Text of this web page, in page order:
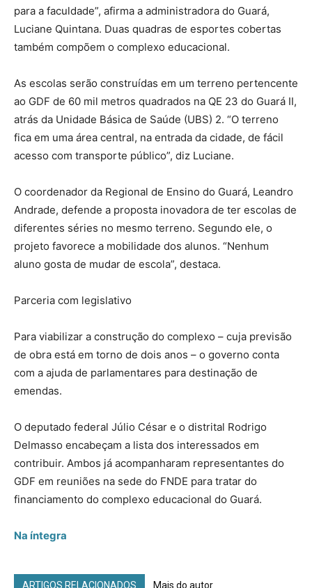
para a faculdade”, afirma a administradora do Guará,
Luciane Quintana. Duas quadras de esportes cobertas
também compõem o complexo educacional.
As escolas serão construídas em um terreno pertencente
ao GDF de 60 mil metros quadrados na QE 23 do Guará II,
atrás da Unidade Básica de Saúde (UBS) 2. “O terreno
fica em uma área central, na entrada da cidade, de fácil
acesso com transporte público”, diz Luciane.
O coordenador da Regional de Ensino do Guará, Leandro
Andrade, defende a proposta inovadora de ter escolas de
diferentes séries no mesmo terreno. Segundo ele, o
projeto favorece a mobilidade dos alunos. “Nenhum
aluno gosta de mudar de escola”, destaca.
Parceria com legislativo
Para viabilizar a construção do complexo – cuja previsão
de obra está em torno de dois anos – o governo conta
com a ajuda de parlamentares para destinação de
emendas.
O deputado federal Júlio César e o distrital Rodrigo
Delmasso encabeçam a lista dos interessados em
contribuir. Ambos já acompanharam representantes do
GDF em reuniões na sede do FNDE para tratar do
financiamento do complexo educacional do Guará.
Na íntegra
ARTIGOS RELACIONADOS Mais do autor